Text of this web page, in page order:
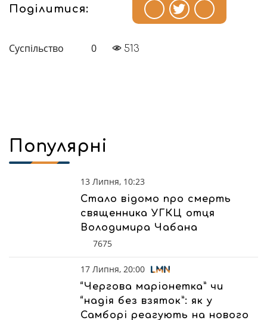
Поділитися:
Суспільство 0 513
Популярні
13 Липня, 10:23
Стало відомо про смерть
священника УГКЦ отця
Володимира Чабана
7675
17 Липня, 20:00
“Чергова маріонетка” чи
“надія без взяток”: як у
Самборі реагують на нового